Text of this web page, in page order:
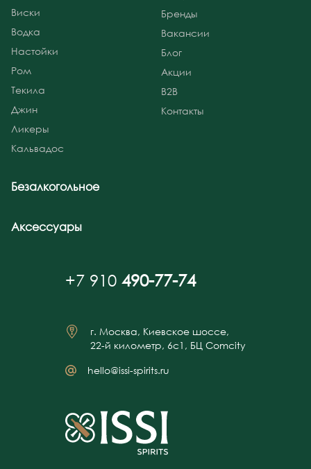
Виски
Водка
Настойки
Ром
Текила
Джин
Ликеры
Кальвадос
Безалкогольное
Аксессуары
Бренды
Вакансии
Блог
Акции
B2B
Контакты
+7 910 490-77-74
г. Москва, Киевское шоссе,
22-й километр, 6с1, БЦ Comcity
hello@issi-spirits.ru